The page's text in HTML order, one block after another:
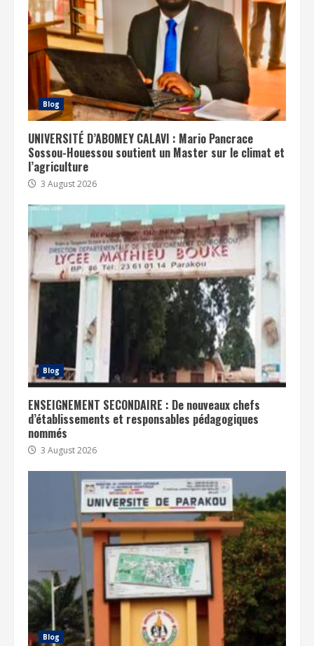
Blog
UNIVERSITÉ D’ABOMEY CALAVI : Mario Pancrace
Sossou-Houessou soutient un Master sur le climat et
l’agriculture
3 August 2026
Blog
ENSEIGNEMENT SECONDAIRE : De nouveaux chefs
d’établissements et responsables pédagogiques
nommés
3 August 2026
Blog